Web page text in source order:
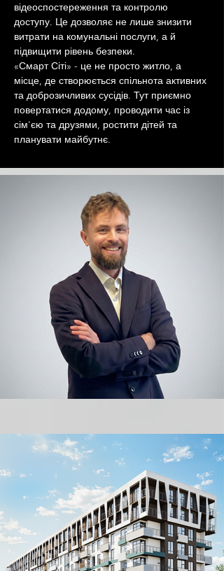
відеоспостереження та контролю
доступу. Це дозволяє не лише знизити
витрати на комунальні послуги, а й
підвищити рівень безпеки.
«Смарт Сіті» - це не просто житло, а
місце, де створюється спільнота активних
та доброзичливих сусідів. Тут приємно
повертатися додому, проводити час із
сім'єю та друзями, ростити дітей та
планувати майбутнє.